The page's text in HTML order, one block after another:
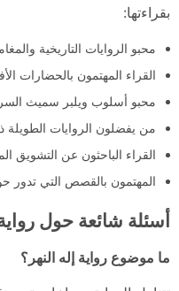
بقراءتها:
محبو الروايات التاريخية
القراء المهتمون بالحضارات
محبو أسلوب ويلبر سميث
من يفضلون الروايات الطويلة
القراء الباحثون عن التشويق
المهتمون بالقصص التي تدور
أسئلة شائعة حول رواية
ما موضوع رواية إله النهر؟